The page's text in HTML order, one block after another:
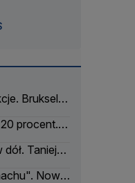
Bruksela
procent.
Tanieją
Nowe